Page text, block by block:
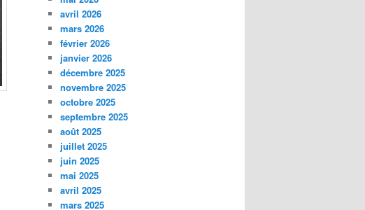
avril 2026
mars 2026
février 2026
janvier 2026
décembre 2025
novembre 2025
octobre 2025
septembre 2025
août 2025
juillet 2025
juin 2025
mai 2025
avril 2025
mars 2025